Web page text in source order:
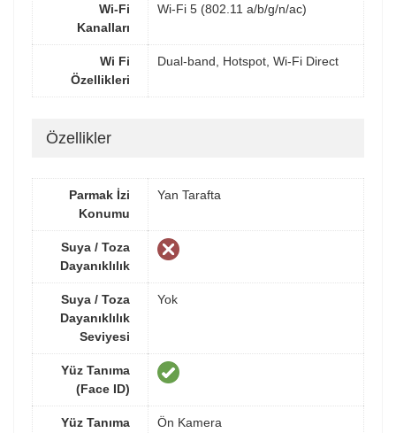
Wi-Fi
Kanalları
Wi-Fi 5 (802.11 a/b/g/n/ac)
Wi Fi
Özellikleri
Dual-band, Hotspot, Wi-Fi Direct
Özellikler
Parmak İzi
Konumu
Yan Tarafta
Suya / Toza
Dayanıklılık
Suya / Toza
Dayanıklılık
Seviyesi
Yok
Yüz Tanıma
(Face ID)
Yüz Tanıma
Ön Kamera